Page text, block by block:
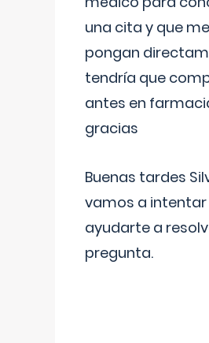
una cita y que
pongan
tendría que
antes en
gracias
Buenas tardes
vamos a intentar
ayudarte a
pregunta.